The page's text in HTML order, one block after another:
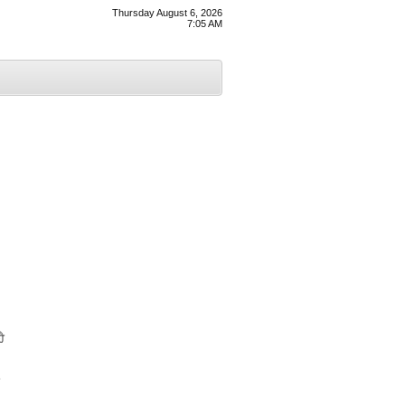
Thursday August 6, 2026
7:05 AM